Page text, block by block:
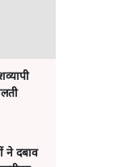
ने दबाव